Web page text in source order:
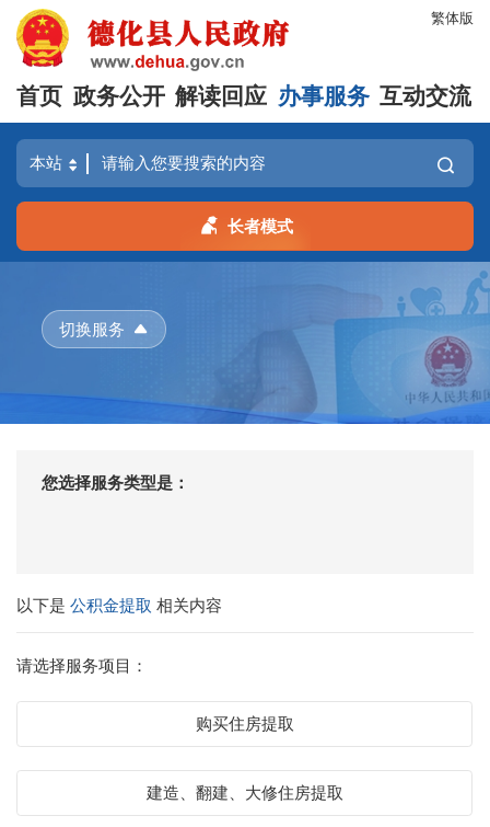
繁体版
首页 政务公开 解读回应 办事服务 互动交流
长者模式
切换服务
您选择服务类型是：
以下是公积金提取相关内容
请选择服务项目：
购买住房提取
建造、翻建、大修住房提取